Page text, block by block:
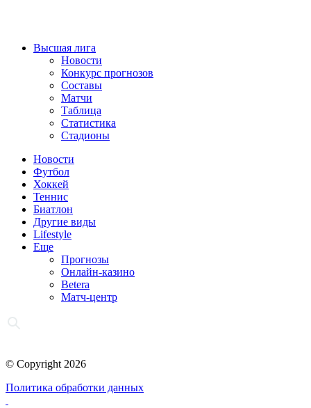
Высшая лига
Новости
Конкурс прогнозов
Составы
Матчи
Таблица
Статистика
Стадионы
Новости
Футбол
Хоккей
Теннис
Биатлон
Другие виды
Lifestyle
Еще
Прогнозы
Онлайн-казино
Betera
Матч-центр
© Copyright 2026
Политика обработки данных